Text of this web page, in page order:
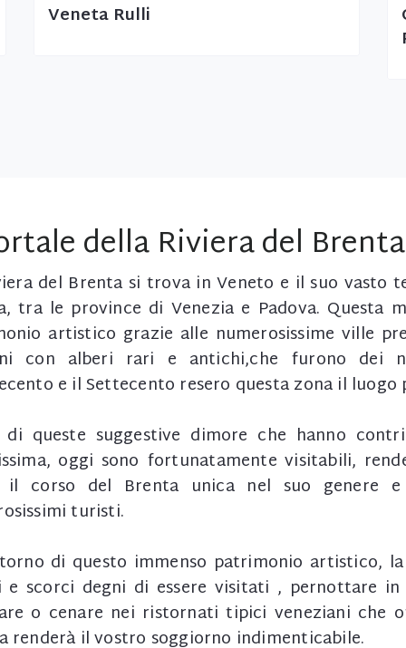
Veneta Rulli
della Riviera del Brenta
del Brenta si trova in Veneto e il suo
tra le province di Venezia e Padova. Questa
artistico grazie alle numerosissime ville
con alberi rari e antichi,che furono dei
e il Settecento resero questa zona il
queste suggestive dimore che hanno
oggi sono fortunatamente visitabili,
il corso del Brenta unica nel suo genere
turisti.
di questo immenso patrimonio artistico,
e scorci degni di essere visitati , pernottare
o cenare nei ristornati tipici veneziani che
renderà il vostro soggiorno indimenticabile.